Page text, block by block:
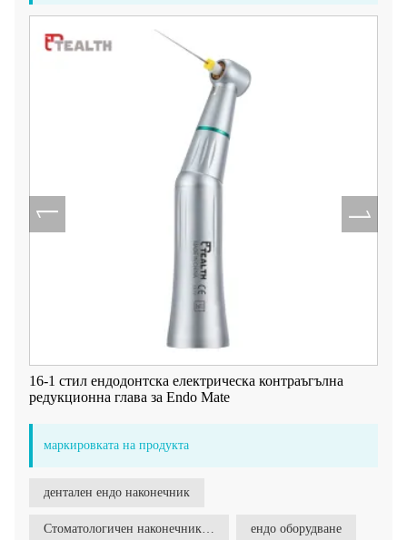
16-1 стил ендодонтска електрическа контраъгълна
редукционна глава за Endo Mate
маркировката на продукта
дентален ендо наконечник
Стоматологичен наконечник 4:1 ендо оборудване